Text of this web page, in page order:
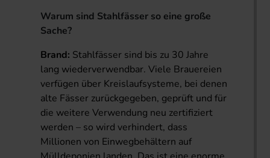
Warum sind Stahlfässer so eine große
Sache?
Brand: Stahlfässer sind bis zu 30 Jahre
lang wiederverwendbar. Viele Brauereien
verfügen über Kreislaufsysteme, bei denen
alte Fässer zurückgegeben, geprüft und für
die weitere Verwendung neu zertifiziert
werden – so wird verhindert, dass
Millionen von Einwegbehältern auf